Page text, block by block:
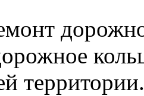
территории.